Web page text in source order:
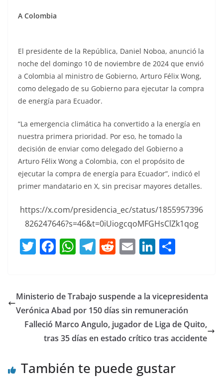
A Colombia
El presidente de la República, Daniel Noboa, anunció la
noche del domingo 10 de noviembre de 2024 que envió
a Colombia al ministro de Gobierno, Arturo Félix Wong,
como delegado de su Gobierno para ejecutar la compra
de energía para Ecuador.
“La emergencia climática ha convertido a la energía en
nuestra primera prioridad. Por eso, he tomado la
decisión de enviar como delegado del Gobierno a
Arturo Félix Wong a Colombia, con el propósito de
ejecutar la compra de energía para Ecuador”, indicó el
primer mandatario en X, sin precisar mayores detalles.
https://x.com/presidencia_ec/status/1855957396
826247646?s=46&t=0iUiogcqoMFGHsClZk1qog
T
er
F
e
b
o
o
k
W
s
A
p
p
T
gr
a
m
R
di
t
E
l
Li
e
dI
n
p
ar
tir
Ministerio de Trabajo suspende a la vicepresidenta
Verónica Abad por 150 días sin remuneración
Falleció Marco Angulo, jugador de Liga de Quito,
tras 35 días en estado crítico tras accidente
También te puede gustar